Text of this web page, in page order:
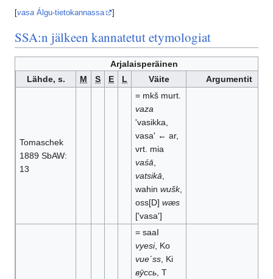
[vasa Álgu-tietokannassa ]
SSA:n jälkeen kannatetut etymologiat
Arjalaisperäinen
Lähde, s.
M S E L Väite Argumentit
Tomaschek
1889 SbAW:
13
= mkš murt.
vaza
'vasikka,
vasa' ← ar,
vrt. mia
vaśā
vatsikā
wahin wušk,
oss[D] wæs
['vasa']
= saaI
vyesi, Ko
vue´ss, Ki
вӯссь, T